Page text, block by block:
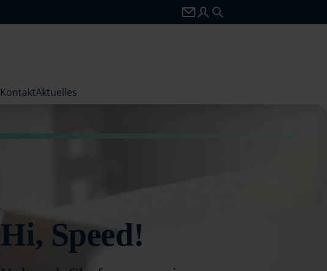
zu webmail.wilhelmtel.de
zu portal.wilhelmtel.de
Seitensuche
KontaktAktuelles
Hi, Speed!